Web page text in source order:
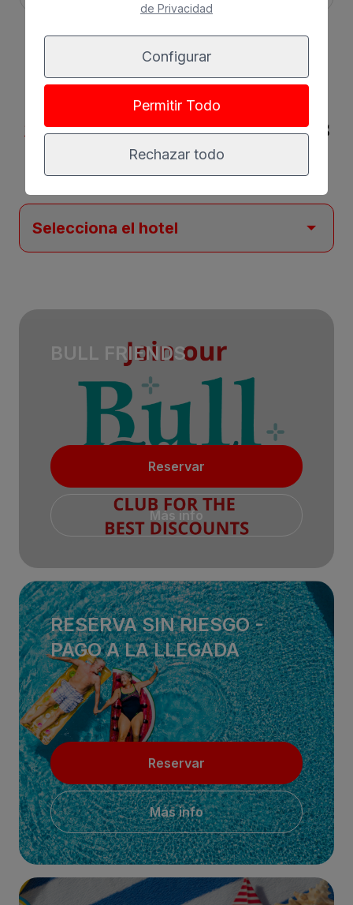
Disfruta de Gran Canaria al
mejor preciocon nuestras
ofertas
BULL FRIENDS
Reservar
Más info
RESERVA SIN RIESGO -
PAGO A LA LLEGADA
Reservar
Más info
de Privacidad
Configurar
Permitir Todo
Rechazar todo